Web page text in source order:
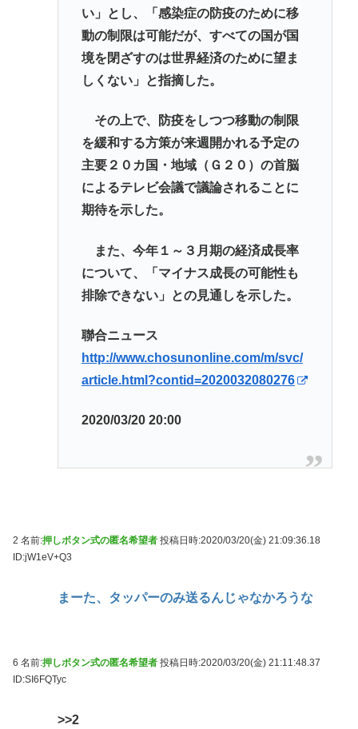
い」とし、「感染症の防疫のために移
動の制限は可能だが、すべての国が国
境を閉ざすのは世界経済のために望ま
しくない」と指摘した。
その上で、防疫をしつつ移動の制限
を緩和する方策が来週開かれる予定の
主要２０カ国・地域（Ｇ２０）の首脳
によるテレビ会議で議論されることに
期待を示した。
また、今年１～３月期の経済成長率
について、「マイナス成長の可能性も
排除できない」との見通しを示した。
聯合ニュース
http://www.chosunonline.com/m/svc/
article.html?contid=2020032080276
2020/03/20 20:00
2 名前:押しボタン式の匿名希望者 投稿日時:2020/03/20(金) 21:09:36.18
ID:jW1eV+Q3
まーた、タッパーのみ送るんじゃなかろうな
6 名前:押しボタン式の匿名希望者 投稿日時:2020/03/20(金) 21:11:48.37
ID:SI6FQTyc
>>2